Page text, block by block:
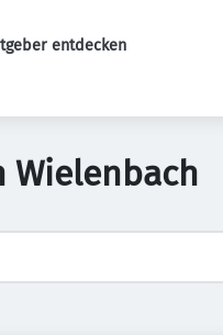
entdecken
Wielenbach